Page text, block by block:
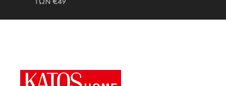
ΤΩΝ €49